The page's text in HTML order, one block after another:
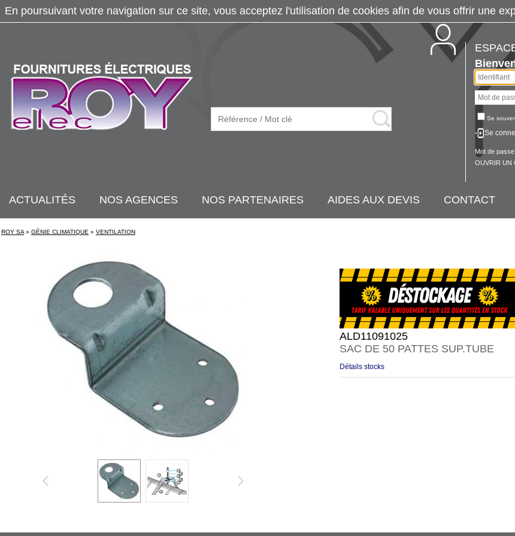
Se
Se
Mot de
OUVRIR UN
ACTUALITÉS NOS AGENCES NOS PARTENAIRES AIDES AUX DEVIS CONTACT
ROY SA » GÉNIE CLIMATIQUE » VENTILATION
ALD11091025
SAC DE 50 PATTES SUP.TUBE
Détails stocks
En poursuivant votre navigation sur ce site, vous acceptez l'utilisation de cookies afin de vous offrir une